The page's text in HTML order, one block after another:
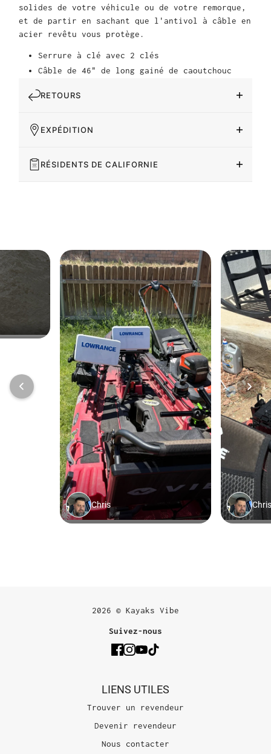
solides de votre véhicule ou de votre remorque,
et de partir en sachant que l'antivol à câble en
acier revêtu vous protège.
Serrure à clé avec 2 clés
Câble de 46" de long gainé de caoutchouc
RETOURS
EXPÉDITION
RÉSIDENTS DE CALIFORNIE
2026 © Kayaks Vibe
Suivez-nous
LIENS UTILES
Trouver un revendeur
Devenir revendeur
Nous contacter